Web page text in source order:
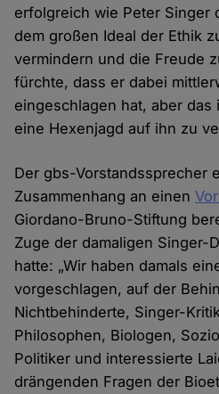
erfolgreich wie Peter Singer
dem großen Ideal der Ethik
vermindern und die Freude
fürchte, dass er dabei
eingeschlagen hat, aber
eine Hexenjagd auf ihn zu
Der gbs-Vorstandssprecher
Zusammenhang an einen
Giordano-Bruno-Stiftung
Zuge der damaligen Singer-
hatte: „Wir haben damals
vorgeschlagen, auf der
Nichtbehinderte, Singer-
Philosophen, Biologen,
Politiker und interessierte
drängenden Fragen der